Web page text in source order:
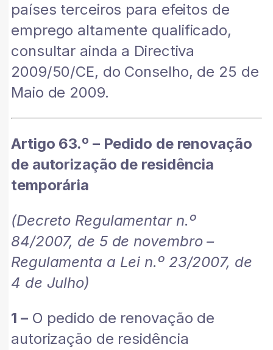
países terceiros para efeitos de
emprego altamente qualificado,
consultar ainda a Directiva
2009/50/CE, do Conselho, de 25 de
Maio de 2009.
Artigo 63.º – Pedido de renovação
de autorização de residência
temporária
(Decreto Regulamentar n.º
84/2007, de 5 de novembro –
Regulamenta a Lei n.º 23/2007, de
4 de Julho)
1 –O pedido de renovação de
autorização de residência